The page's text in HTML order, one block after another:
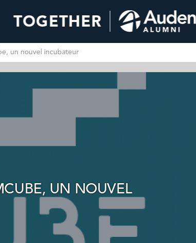
un nouvel incubateur
UN NOUVEL